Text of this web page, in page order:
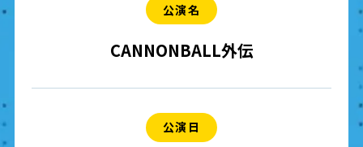
公演名
CANNONBALL外伝
公演日